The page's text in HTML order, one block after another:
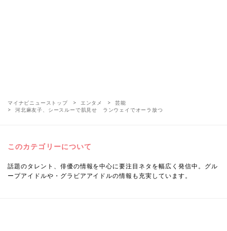
マイナビニューストップ エンタメ
芸能
河北麻友子、シースルーで肌見せ ランウェイでオーラ放つ
このカテゴリーについて
話題のタレント、俳優の情報を中心に要注目ネタを幅広く発信中。グル
ープアイドルや・グラビアアイドルの情報も充実しています。